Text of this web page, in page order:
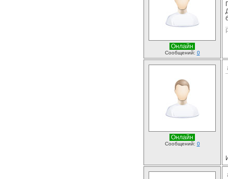
Онлайн
Сообщений: 0
Онлайн
Сообщений: 0